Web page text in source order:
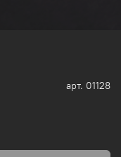
арт. 01128